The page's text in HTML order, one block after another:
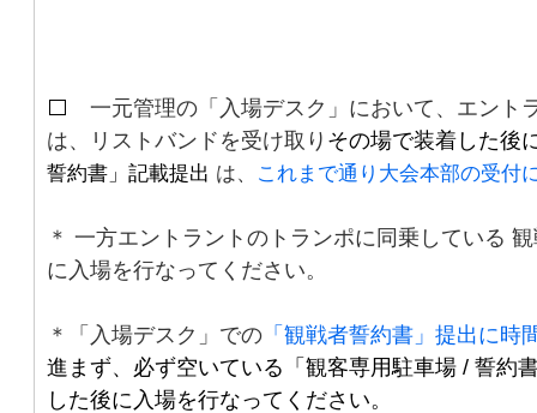
⬜️ 一元管理の「入場デスク」において、エント
は、リストバンドを受け取り その場で装着した後
誓約書」記載提出 は、 これまで通り大会本部の受付
＊ 一方エントラントのトランポに同乗している
に入場を行なってください。
＊「入場デスク」での「観戦者誓約書」提出に時
進まず、必ず空いている「観客専用駐車場 / 誓約
した後に入場を行なってください。